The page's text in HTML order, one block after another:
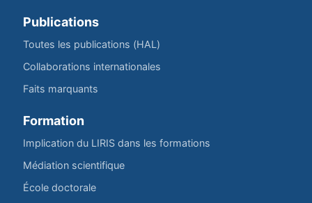
Publications
Toutes les publications (HAL)
Collaborations internationales
Faits marquants
Formation
Implication du LIRIS dans les formations
Médiation scientifique
École doctorale